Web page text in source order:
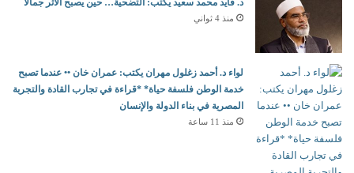
د. فايد محمد سعيد يكتب: التضحية… حين يصبح الأثر جمالًا
منذ 4 ثواني
لواء د. أحمد زغلول مهران يكتب: عمران خان •• عندما تصبح
خدمة الوطن فلسفة حياة* *قراءة في تجارب القادة والتجربة
المصرية في بناء الدولة والإنسان
منذ 11 ساعة